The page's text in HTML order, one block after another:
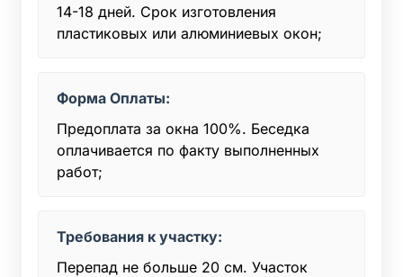
14-18 дней. Срок изготовления
пластиковых или алюминиевых окон;
Форма Оплаты:
Предоплата за окна 100%. Беседка
оплачивается по факту выполненных
работ;
Требования к участку:
Перепад не больше 20 см. Участок